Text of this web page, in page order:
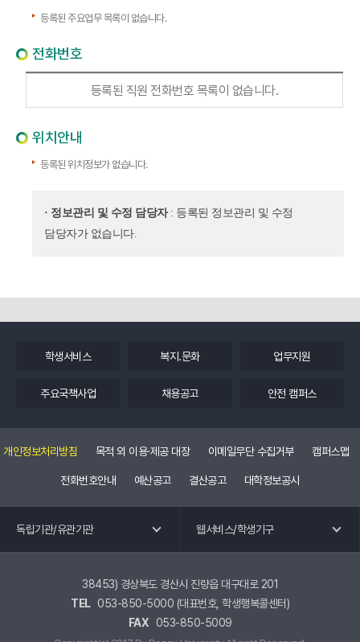
등록된 주요업무 목록이 없습니다.
전화번호
등록된 직원 전화번호 목록이 없습니다.
위치안내
등록된 위치정보가 없습니다.
· 정보관리 및 수정 담당자: 등록된 정보관리 및 수정
담당자가 없습니다.
학생서비스 복지.문화 업무지원
주요국책사업 채용공고 안전 캠퍼스
개인정보처리방침 목적 외 이용·제공 대장 이메일무단 수집거부 캠퍼스맵
전화번호안내 예산공고 결산공고 대학정보공시
독립기관/유관기관
교수회
노동조합
총동창회
웹서비스/학생기구
공학교육혁신센터
국제교류.외국어특강
교육혁신원
38453) 경상북도 경산시 진량읍 대구대로 201
TEL 053-850-5000 (대표번호, 학생행복콜센터)
FAX
053-850-5009